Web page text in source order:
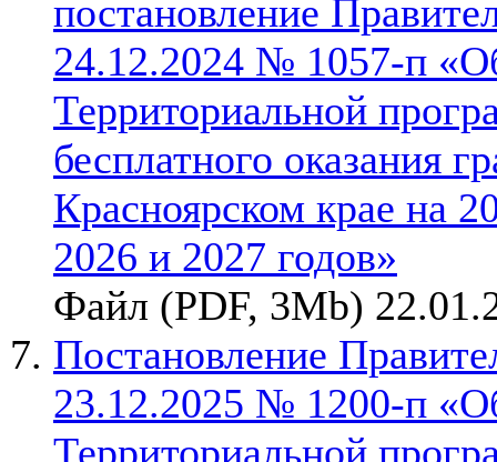
постановление
24.12.2024 № 1057-п
Территориальной
бесплатного оказания
Красноярском крае на
2026 и 2027 годов»
Файл (PDF, 3Mb)
Постановление
23.12.2025 № 1200-п
Территориальной